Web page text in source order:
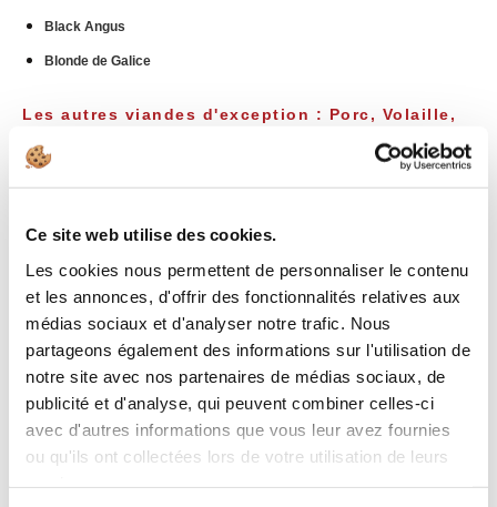
Ce site web utilise des cookies.
Les cookies nous permettent de personnaliser le contenu
et les annonces, d'offrir des fonctionnalités relatives aux
médias sociaux et d'analyser notre trafic. Nous
partageons également des informations sur l'utilisation de
notre site avec nos partenaires de médias sociaux, de
publicité et d'analyse, qui peuvent combiner celles-ci
avec d'autres informations que vous leur avez fournies
ou qu'ils ont collectées lors de votre utilisation de leurs
Black Angus
Blonde de Galice
Les autres viandes d'exception : Porc, Volaille,
Les gourmets apprécient particulièrement...
La Côte de Bœuf
L'Entrecôte
La Picanha